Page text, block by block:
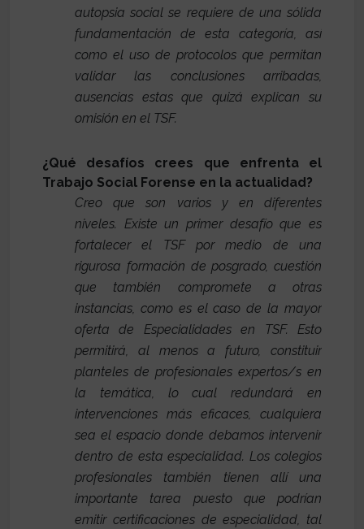
autopsia social se requiere de una sólida
fundamentación de esta categoría, así
como el uso de protocolos que permitan
validar las conclusiones arribadas,
ausencias estas que quizá explican su
omisión en el TSF.
¿Qué desafíos crees que enfrenta el
Trabajo Social Forense en la actualidad?
Creo que son varios y en diferentes
niveles. Existe un primer desafío que es
fortalecer el TSF por medio de una
rigurosa formación de posgrado, cuestión
que también compromete a otras
instancias, como es el caso de la mayor
oferta de Especialidades en TSF. Esto
permitirá, al menos a futuro, constituir
planteles de profesionales expertos/s en
la temática, lo cual redundará en
intervenciones más eficaces, cualquiera
sea el espacio donde debamos intervenir
dentro de esta especialidad. Los colegios
profesionales también tienen allí una
importante tarea puesto que podrían
emitir certificaciones de especialidad, tal